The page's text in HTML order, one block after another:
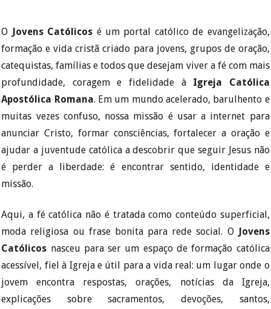
O Jovens Católicos é um portal católico de evangelização,
formação e vida cristã criado para jovens, grupos de oração,
catequistas, famílias e todos que desejam viver a fé com mais
profundidade, coragem e fidelidade à Igreja Católica
Apostólica Romana. Em um mundo acelerado, barulhento e
muitas vezes confuso, nossa missão é usar a internet para
anunciar Cristo, formar consciências, fortalecer a oração e
ajudar a juventude católica a descobrir que seguir Jesus não
é perder a liberdade: é encontrar sentido, identidade e
missão.
Aqui, a fé católica não é tratada como conteúdo superficial,
moda religiosa ou frase bonita para rede social. O Jovens
Católicos nasceu para ser um espaço de formação católica
acessível, fiel à Igreja e útil para a vida real: um lugar onde o
jovem encontra respostas, orações, notícias da Igreja,
explicações sobre sacramentos, devoções, santos,